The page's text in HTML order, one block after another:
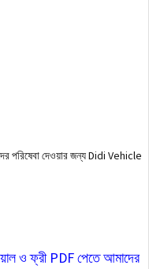
পরিষেবা দেওয়ার জন্য Didi Vehicle
ও ফ্রী PDF পেতে আমাদের